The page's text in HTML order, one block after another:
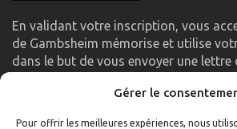
Gérer le
Pour offrir les meilleures expériences, nous
En validant votre inscription, vous
de Gambsheim mémorise et utilise
dans le but de vous envoyer une lettre
LIENS UTILES